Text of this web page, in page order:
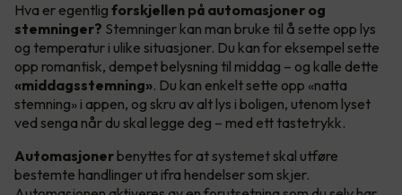
Hva er egentlig forskjellen på automasjoner og
stemninger? Stemninger kan man bruke til å sette opp lys
og temperatur i ulike situasjoner. Du kan for eksempel sette
opp romantisk, dempet belysning til middag – og kalle dette
«middagsstemning». Du kan enkelt sette opp «natta
stemning» i appen, og skru av alt lys i boligen, utenom lyset
ved senga når du skal legge deg – med ett tastetrykk.
Automasjonerbenyttes for at systemet skal utføre
bestemte handlinger ut ifra hendelser som skjer.